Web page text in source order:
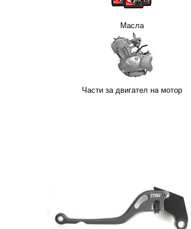
Масла
Части за двигател на мотор